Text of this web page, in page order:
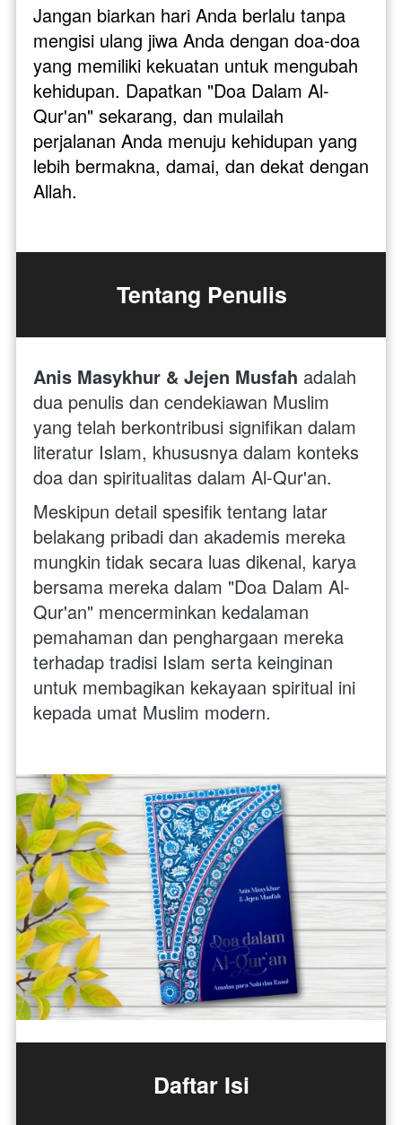
Jangan biarkan hari Anda berlalu tanpa
mengisi ulang jiwa Anda dengan doa-doa
yang memiliki kekuatan untuk mengubah
kehidupan. Dapatkan "Doa Dalam Al-
Qur'an" sekarang, dan mulailah
perjalanan Anda menuju kehidupan yang
lebih bermakna, damai, dan dekat dengan
Allah.
Tentang Penulis
Anis Masykhur & Jejen Musfah adalah
dua penulis dan cendekiawan Muslim
yang telah berkontribusi signifikan dalam
literatur Islam, khususnya dalam konteks
doa dan spiritualitas dalam Al-Qur'an.
Meskipun detail spesifik tentang latar
belakang pribadi dan akademis mereka
mungkin tidak secara luas dikenal, karya
bersama mereka dalam "Doa Dalam Al-
Qur'an" mencerminkan kedalaman
pemahaman dan penghargaan mereka
terhadap tradisi Islam serta keinginan
untuk membagikan kekayaan spiritual ini
kepada umat Muslim modern.
Daftar Isi